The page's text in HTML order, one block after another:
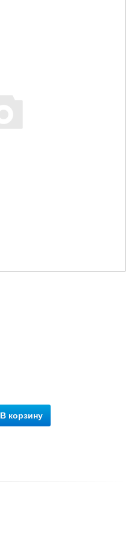
В корзину